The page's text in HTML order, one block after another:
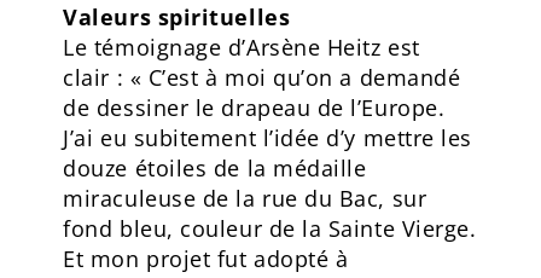
Valeurs spirituelles
Le témoignage d’Arsène Heitz est
clair : « C’est à moi qu’on a demandé
de dessiner le drapeau de l’Europe.
J’ai eu subitement l’idée d’y mettre les
douze étoiles de la médaille
miraculeuse de la rue du Bac, sur
fond bleu, couleur de la Sainte Vierge.
Et mon projet fut adopté à